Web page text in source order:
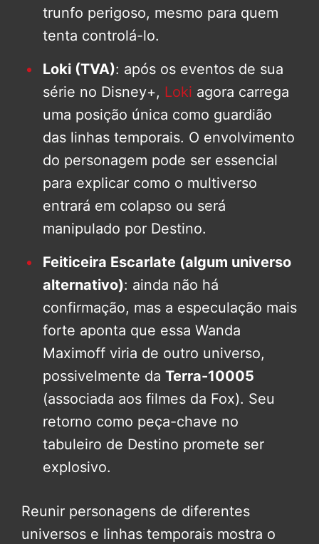
trunfo perigoso, mesmo para quem
tenta controlá-lo.
Loki (TVA): após os eventos de sua
série no Disney+, Loki agora carrega
uma posição única como guardião
das linhas temporais. O envolvimento
do personagem pode ser essencial
para explicar como o multiverso
entrará em colapso ou será
manipulado por Destino.
Feiticeira Escarlate (algum universo
alternativo): ainda não há
confirmação, mas a especulação mais
forte aponta que essa Wanda
Maximoff viria de outro universo,
possivelmente da Terra-10005
(associada aos filmes da Fox). Seu
retorno como peça-chave no
tabuleiro de Destino promete ser
explosivo.
Reunir personagens de diferentes
universos e linhas temporais mostra o